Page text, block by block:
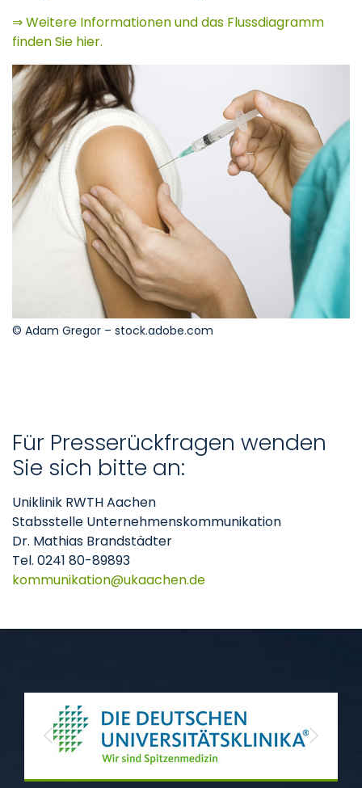
⇒ Weitere Informationen und das Flussdiagramm
finden Sie hier.
© Adam Gregor – stock.adobe.com
Für Presserückfragen wenden
Sie sich bitte an:
Uniklinik RWTH Aachen
Stabsstelle Unternehmenskommunikation
Dr. Mathias Brandstädter
Tel. 0241 80-89893
kommunikation
ukaachende
Previous Next